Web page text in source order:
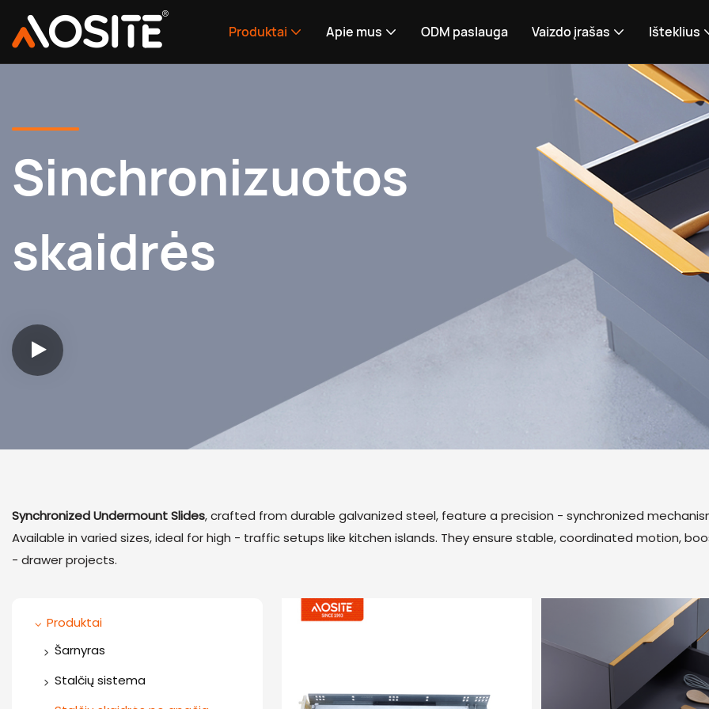
Produktai Apie mus ODM paslauga Vaizdo įrašas Išteklius
Sinchronizuotos
skaidrės
Synchronized Undermount Slides, crafted from durable galvanized steel, feature a precision - synchronized
Available in varied sizes, ideal for high - traffic setups like kitchen islands. They ensure stable, coordinated motion,
- drawer projects.
Produktai
Šarnyras
Vienpusis vyris
Stalčių sistema